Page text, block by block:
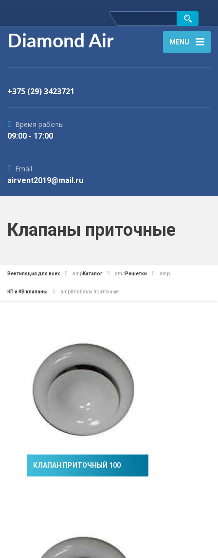
Diamond Air MENU
+375 (29) 3423721
Время работы
09:00 - 17:00
Email
airvent2019@mail.ru
Клапаны приточные
Вентиляция для всех ampКаталог ampРешетки amp
КП и КВ клапаны ampКлапаны приточные
КЛАПАН ПРИТОЧНЫЙ 100